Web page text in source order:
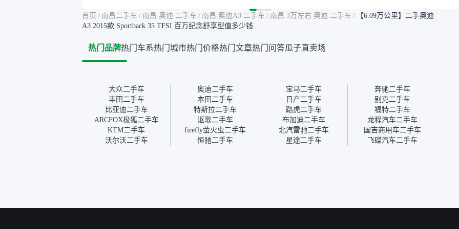
况。我拿到你们的信息之
后，自己又在线上去做了一
台），同时也找了朋友帮忙
线下看车。结果跟你们的报
我第一天看车，第二天你们
就约我到店，我第三天去提
的车。去之前我提前跟交接
人员说好，到了之后要当着
我的面再做一次复检，你们
也安排了师傅，服务可以，
速度很快。体验下来自营车
平台，车价贵点也正常，毕
竟有保障。其他平台上很多
车没有第三方检测报告，不
多花点钱买个放心。从个人
期，这一点很便捷，其他平
心的额外价值。虽然我砍过
为瓜子有质保，车子出小毛
病维修更有保障。”
首页 / 南昌二手车 / 南昌 奥迪 二手车 / 南昌 奥迪A3 二手车 / 南昌 3万左右 奥迪 二手车 /
【6.09万公里】二手奥迪
A3 2015款 Sportback 35 TFSI 百万纪念舒享型值多少钱
热门品牌热门车系热门城市热门价格热门文章热门问答瓜子直卖场
大众二手车 奥迪二手车 宝马二手车
奔驰二手车
丰田二手车
本田二手车 日产二手车
别克二手车
比亚迪二手车
特斯拉二手车 路虎二手车
福特二手车
ARCFOX极狐二手车
讴歌二手车 布加迪二手车
龙程汽车二手车
KTM二手车
firefly萤火虫二手车 北汽雷驰二手车
国吉商用车二手车
沃尔沃二手车
恒驰二手车 星途二手车 飞碟汽车二手车